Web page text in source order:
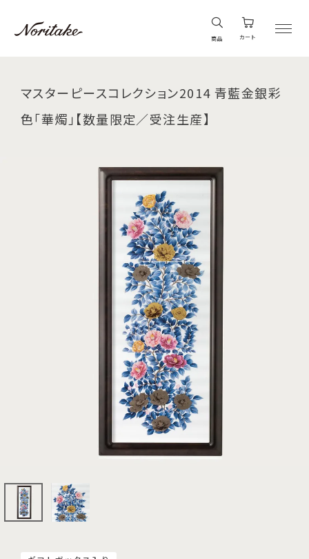
商品 カート
マスターピースコレクション2014 青藍金銀彩
色「華燭」【数量限定／受注生産】